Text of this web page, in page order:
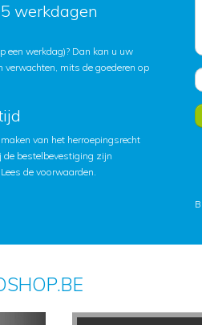
werkdagen
een werkdag)? Dan kan u uw
verwachten, mits de goederen op
van het herroepingsrecht
bestelbevestiging zijn
Lees de voorwaarden.